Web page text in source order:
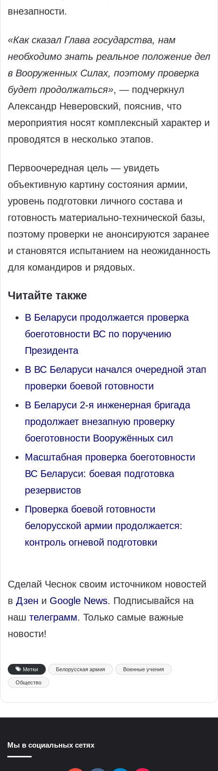
внезапности.
«Как сказал Глава государства, нам
необходимо знать реальное положение дел
в Вооруженных Силах, поэтому проверка
будет продолжаться», — подчеркнул
Александр Неверовский, пояснив, что
мероприятия носят комплексный характер и
проводятся в несколько этапов.
Первоочередная цель — увидеть
объективную картину состояния армии,
уровень подготовки личного состава и
готовность материально‑технической базы,
поэтому проверки не анонсируются заранее
и становятся испытанием на неожиданность
для командиров и рядовых.
Читайте также
В Беларуси продолжается проверка
боеготовности ВС по поручению
Президента
В ВС Беларуси начался очередной этап
проверки боевой готовности
В Беларуси 2‑я инженерная бригада
продолжает внезапную проверку
боеготовности Вооружённых сил
Масштабная проверка боеготовности
ВС Беларуси: боевая подготовка
резервистов
Проверка боевой готовности
белорусской армии продолжается:
контроль огневой подготовки
Сделай Чеснок своим источником новостей
в Дзен и Google News. Подписывайся на
наш телеграмм. Только самые важные
новости!
Метки Белорусская армия Военные учения
Общество
Мы в социальных сетях